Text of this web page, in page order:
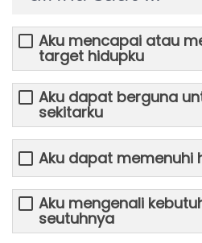
Aku mencapai atau
target hidupku
Aku dapat berguna
sekitarku
Aku dapat memenuhi
Aku mengenali
seutuhnya